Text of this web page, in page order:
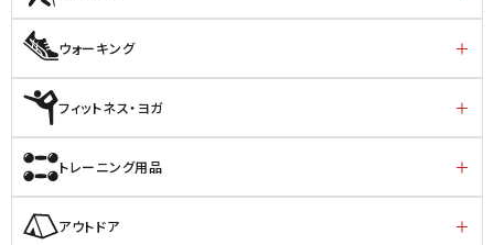
ウォーキング
フィットネス・ヨガ
トレーニング用品
アウトドア